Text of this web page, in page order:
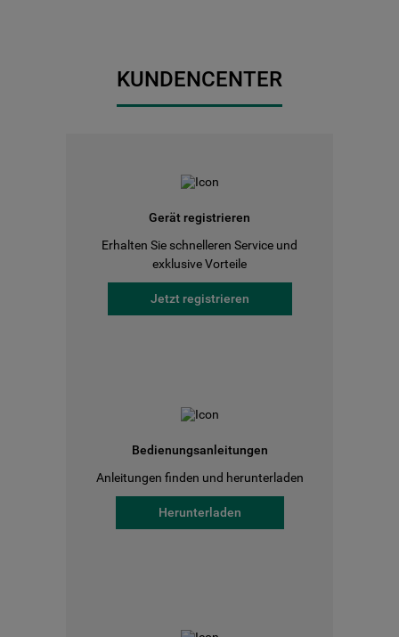
KUNDENCENTER
Gerät registrieren
Erhalten Sie schnelleren Service und
exklusive Vorteile
Jetzt registrieren
Bedienungsanleitungen
Anleitungen finden und herunterladen
Herunterladen